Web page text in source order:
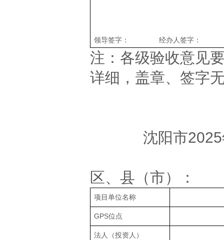
领导签字： 经
注：各级验收意见
详细，盖章、签字
沈阳市
区、县（市）：
项目单位名称
GPS位点
法人（投资人）